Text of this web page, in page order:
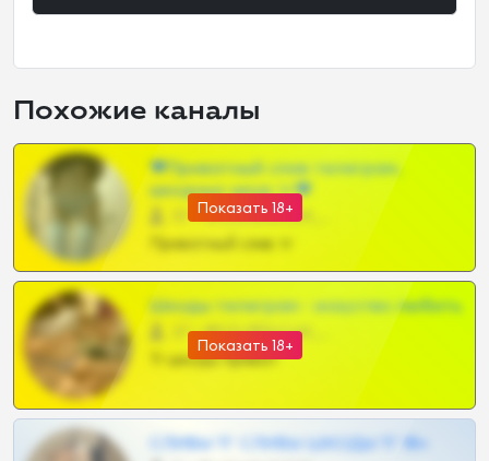
Похожие каналы
Показать 18+
❤Приватный слив телеграм,
шкодных шкур тг❤
57 •
Показать 18+
Шкоды телеграм - искуство любить
27 •
Тг шкоды приват
СЛИВЫ ТГ СЛИВЫ ШКОДЫ ТГ 18+